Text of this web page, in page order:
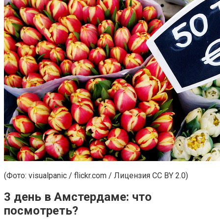
(Фото: visualpanic / flickr.com / Лицензия CC BY 2.0)
3 день в Амстердаме: что
посмотреть?